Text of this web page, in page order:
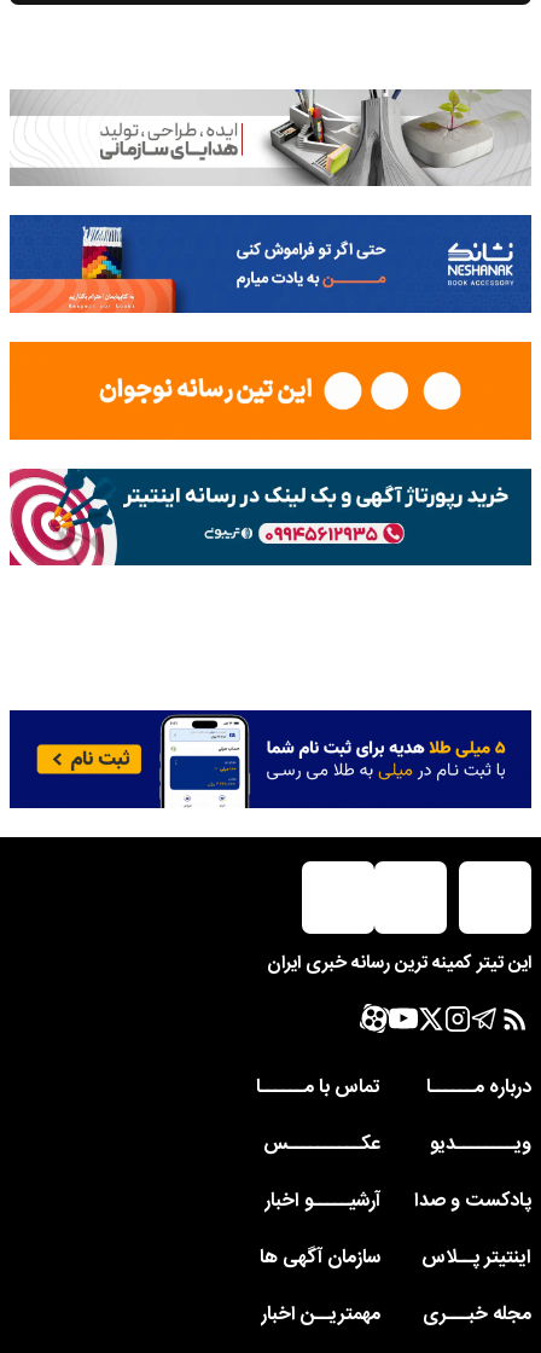
این تیتر کمینه ترین رسانه خبری ایران
درباره مــــــا
تماس با مــــــا
ویــــــــدیو
عکــــــــــس
پادکست و صدا
آرشیـــــو اخبار
اینتیتر پــلاس
سازمان آگهی ها
مجله خبـــری
مهمتریــن اخبار